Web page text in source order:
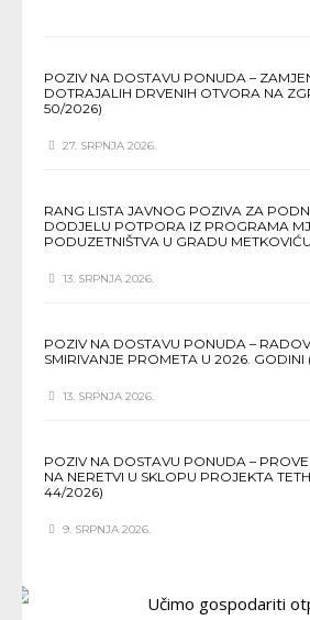
POZIV NA DOSTAVU PONUDA –
DOTRAJALIH DRVENIH OTVORA NA
50/2026)
27. SRPNJA 2026.
RANG LISTA JAVNOG POZIVA ZA
DODJELU POTPORA IZ PROGRAMA
PODUZETNIŠTVA U GRADU
13. SRPNJA 2026.
POZIV NA DOSTAVU PONUDA –
SMIRIVANJE PROMETA U 2026.
13. SRPNJA 2026.
POZIV NA DOSTAVU PONUDA –
NA NERETVI U SKLOPU PROJEKTA
44/2026)
9. SRPNJA 2026.